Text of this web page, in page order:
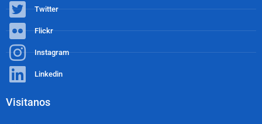
Twitter
Flickr
Instagram
Linkedin
Visitanos